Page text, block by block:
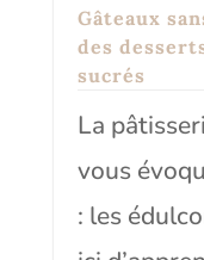
Gâteaux
des
sucrés
La
vous
: les